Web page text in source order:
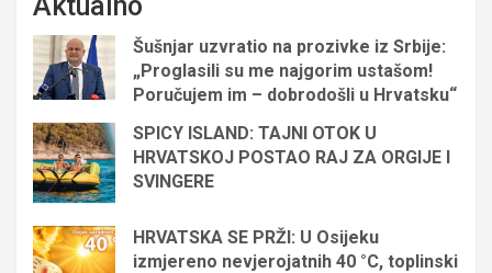
Šušnjar uzvratio na prozivke iz Srbije:
„Proglasili su me najgorim ustašom!
Poručujem im – dobrodošli u Hrvatsku“
SPICY ISLAND: TAJNI OTOK U
HRVATSKOJ POSTAO RAJ ZA ORGIJE I
SVINGERE
HRVATSKA SE PRŽI: U Osijeku
izmjereno nevjerojatnih 40 °C, toplinski